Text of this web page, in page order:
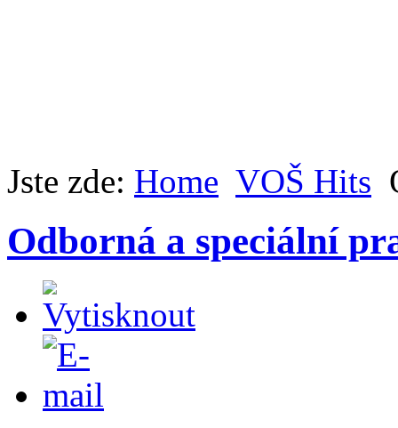
Jste zde: Home VOŠ Hits
Odborná a speciální